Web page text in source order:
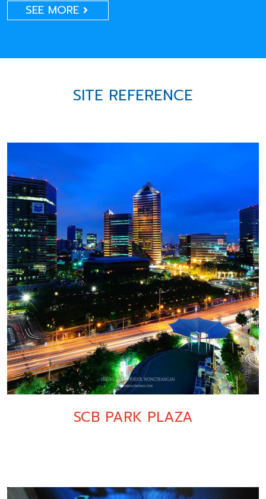
SEE MORE
SITE REFERENCE
SCB PARK PLAZA